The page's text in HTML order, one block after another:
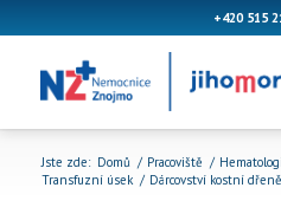
+420 515
Jste zde: Domů / Pracoviště /
Transfuzní úsek / Dárcovství kostní dřeně